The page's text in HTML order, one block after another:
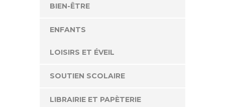
BIEN-ÊTRE
ENFANTS
LOISIRS ET ÉVEIL
SOUTIEN SCOLAIRE
LIBRAIRIE ET PAPÈTERIE